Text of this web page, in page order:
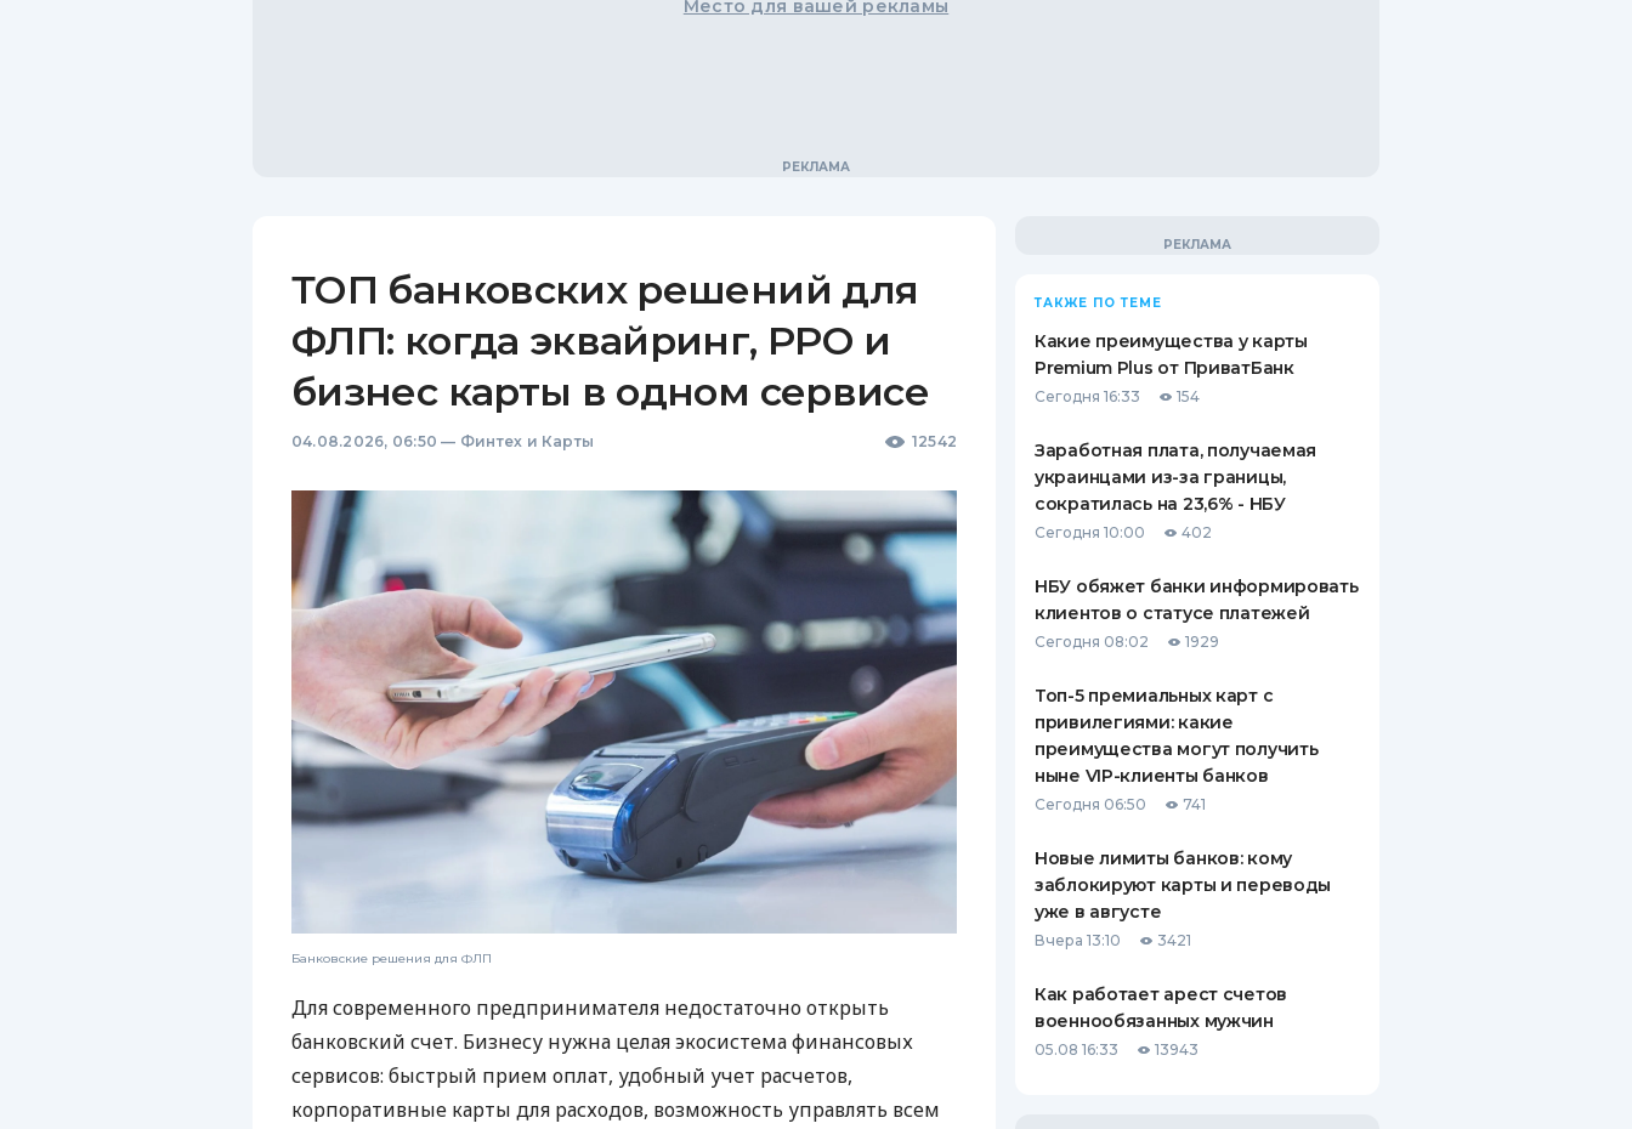
Место для вашей рекламы
ТОП банковских решений для
ФЛП: когда эквайринг, РРО и
бизнес карты в одном сервисе
04.08.2026, 06:50 — Финтех и Карты 12542
Банковские решения для ФЛП
Для современного предпринимателя недостаточно открыть
банковский счет. Бизнесу нужна целая экосистема финансовых
сервисов: быстрый прием оплат, удобный учет расчетов,
корпоративные карты для расходов, возможность управлять всем
ТАКЖЕ ПО ТЕМЕ
Какие преимущества у карты
Premium Plus от ПриватБанк
Сегодня 16:33 154
Заработная плата, получаемая
украинцами из-за границы,
сократилась на 23,6% - НБУ
Сегодня 10:00 402
НБУ обяжет банки информировать
клиентов о статусе платежей
Сегодня 08:02 1929
Топ-5 премиальных карт с
привилегиями: какие
преимущества могут получить
ныне VIP-клиенты банков
Сегодня 06:50 741
Новые лимиты банков: кому
заблокируют карты и переводы
уже в августе
Вчера 13:10 3421
Как работает арест счетов
военнообязанных мужчин
05.08 16:33 13943